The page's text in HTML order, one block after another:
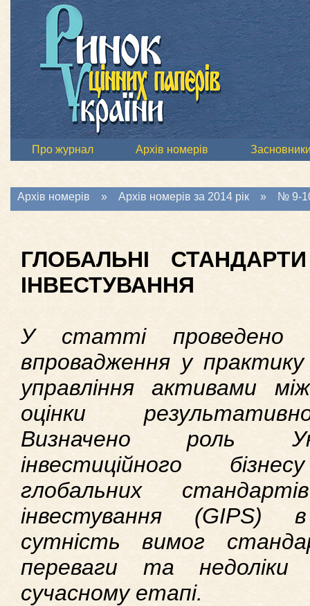
Про журнал Архів номерів
Архів номерів » Архів номерів за 2014 рік » № 9-
ГЛОБАЛЬНІ
ІНВЕСТУВАННЯ
У статті проведено
впровадження у практику
управління активами
оцінки
Визначено роль
інвестиційного
глобальних
інвестування (GIPS)
сутність вимог
переваги та недоліки
сучасному етапі.